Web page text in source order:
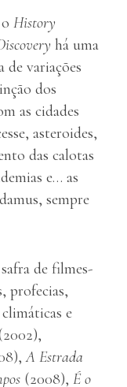
History
há uma
de variações
dos
as cidades
asteroides,
das calotas
e… as
sempre
de filmes-
profecias,
e
A Estrada
(2008), É o